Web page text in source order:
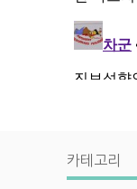
카테고리